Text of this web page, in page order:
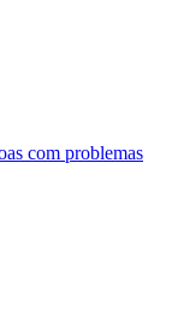
com problemas